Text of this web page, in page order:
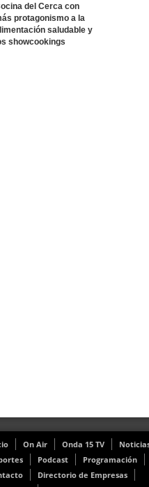
del Cerca con
protagonismo a la
saludable y
showcookings
On Air Onda 15 TV
Podcast
Programación
Directorio de Empresas